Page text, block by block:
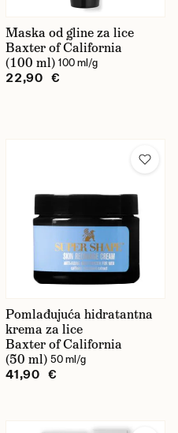
Maska od gline za lice
Baxter of California
(100 ml) 100 ml/g
22,90 €
Pomlađujuća hidratantna
krema za lice
Baxter of California
(50 ml) 50 ml/g
41,90 €